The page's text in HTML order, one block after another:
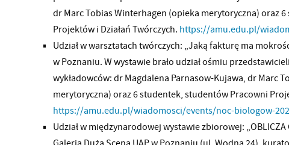
dr Marc Tobias Winterhagen (opieka merytoryczna) oraz
Projektów i Działań Twórczych. https://amu.edu.pl/
Udział w warsztatach twórczych: „Jaką fakturę ma
w Poznaniu. W wystawie brało udział ośmiu
wykładowców: dr Magdalena Parnasow-Kujawa, dr Marc
merytoryczna) oraz 6 studentek, studentów Pracowni
https://amu.edu.pl/wiadomosci/events/noc-biologow-
Udział w międzynarodowej wystawie zbiorowej: „OBLICZA